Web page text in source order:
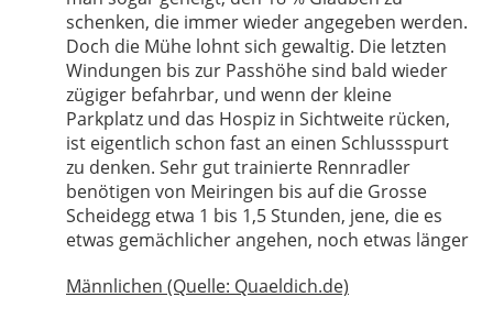
schenken, die immer wieder angegeben werden.
Doch die Mühe lohnt sich gewaltig. Die letzten
Windungen bis zur Passhöhe sind bald wieder
zügiger befahrbar, und wenn der kleine
Parkplatz und das Hospiz in Sichtweite rücken,
ist eigentlich schon fast an einen Schlussspurt
zu denken. Sehr gut trainierte Rennradler
benötigen von Meiringen bis auf die Grosse
Scheidegg etwa 1 bis 1,5 Stunden, jene, die es
etwas gemächlicher angehen, noch etwas länger
Männlichen (Quelle: Quaeldich.de)